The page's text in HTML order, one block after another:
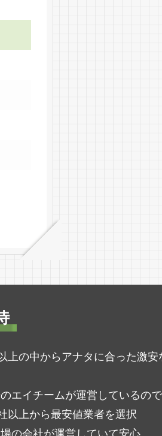
上の中からアナタに合った激安
エイチームが運営しているの
以上から最安値業者を選択